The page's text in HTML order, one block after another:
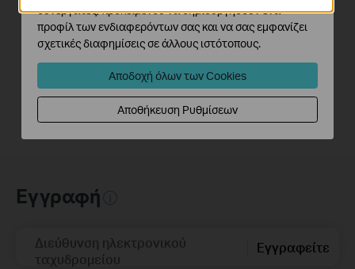
In Client mode, the access point connects your wired devices to a wireless network. This mode is suitable when you have a wired device with an Ethernet port and no wireless capability, for example, a smart TV, media player, or game console and you want to connect it to the internet wirelessly.
More More
Εγγραφή
Διεύθυνση ηλεκτρονικού
ταχυδρομείου
Εγγραφείτε
συνεργάτες, προκειμένου να δημιουργήσουν ένα
προφίλ των ενδιαφερόντων σας και να σας εμφανίζει
σχετικές διαφημίσεις σε άλλους ιστότοπους.
Αποδοχή όλων των Cookies
Αποθήκευση Ρυθμίσεων